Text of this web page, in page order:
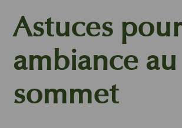
Astuces
ambiance au
sommet